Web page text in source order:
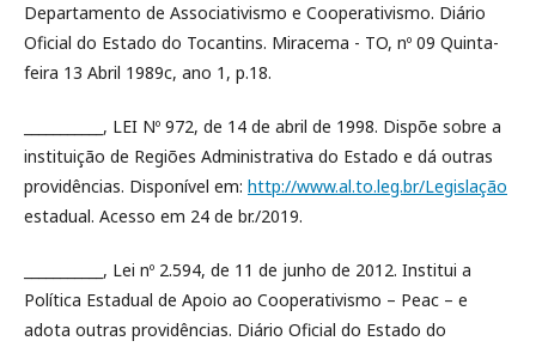
Departamento de Associativismo e Cooperativismo. Diário
Oficial do Estado do Tocantins. Miracema - TO, nº 09 Quinta-
feira 13 Abril 1989c, ano 1, p.18.
___________, LEI Nº 972, de 14 de abril de 1998. Dispõe sobre a
instituição de Regiões Administrativa do Estado e dá outras
providências. Disponível em: http://www.al.to.leg.br/Legislação
estadual. Acesso em 24 de br./2019.
___________, Lei nº 2.594, de 11 de junho de 2012. Institui a
Política Estadual de Apoio ao Cooperativismo – Peac – e
adota outras providências. Diário Oficial do Estado do